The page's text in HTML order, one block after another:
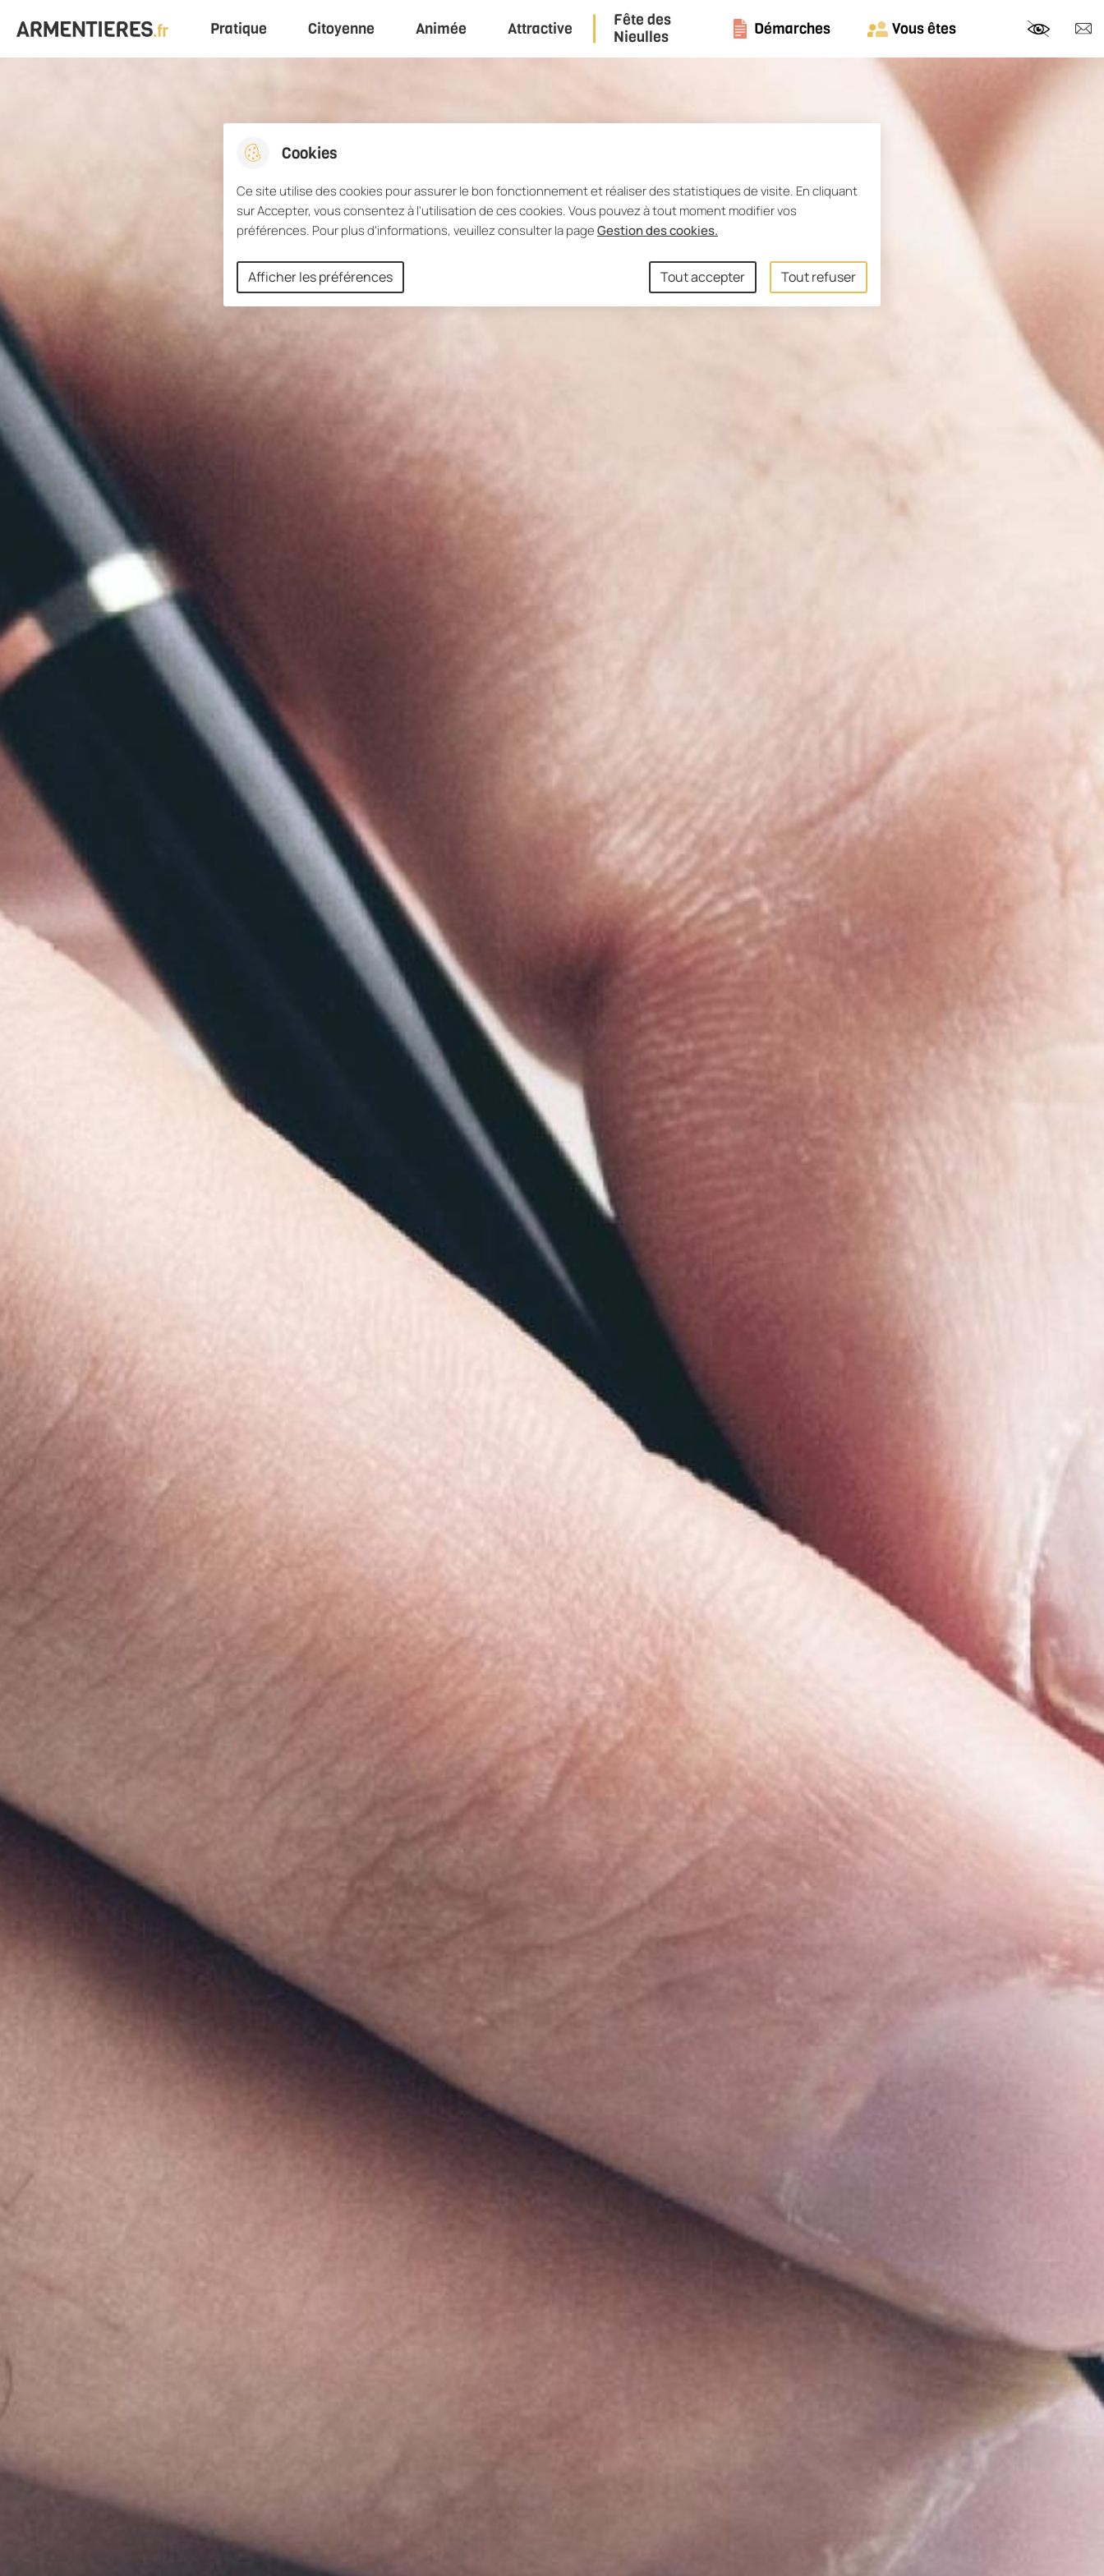
Cookies
Ce site utilise des cookies pour assurer le bon fonctionnement et réaliser des statistiques de visite. En cliquant
sur Accepter, vous consentez à l'utilisation de ces cookies. Vous pouvez à tout moment modifier vos
préférences. Pour plus d'informations, veuillez consulter la pageGestion des cookies.
Afficher les préférences Tout accepter Tout refuser
Aller au menu Aller à la recherche Aller au contenu principal Consulter le plan du site
Ville d'Armentières Pratique Citoyenne Animée Attractive
Fête des
Nieulles
Démarches Vous êtes Nous